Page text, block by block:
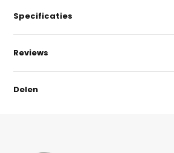
Specificaties
Reviews
Delen